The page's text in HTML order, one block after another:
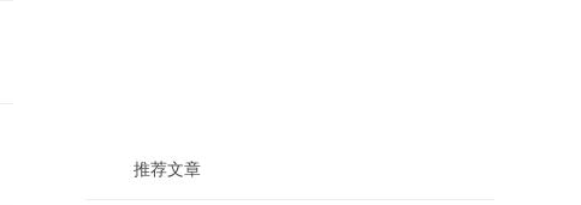
推荐文章